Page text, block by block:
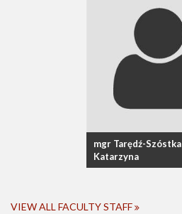
mgr Tarędź-Szóstka
Katarzyna
VIEW ALL FACULTY STAFF